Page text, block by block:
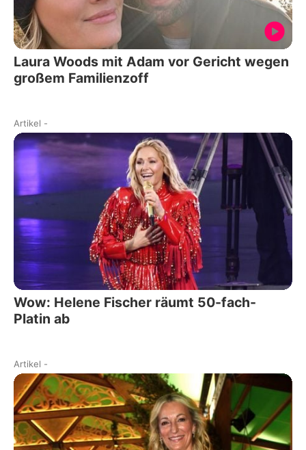
Laura Woods mit Adam vor Gericht wegen
großem Familienzoff
Artikel -
Wow: Helene Fischer räumt 50-fach-
Platin ab
Artikel -